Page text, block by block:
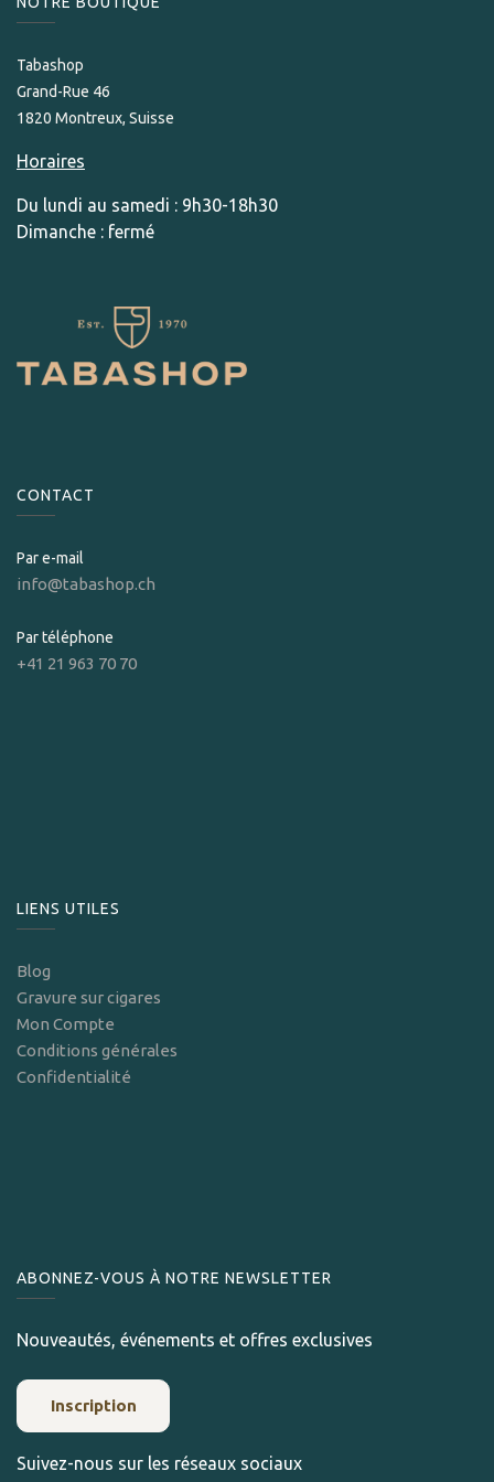
Tabashop
Grand-Rue 46
1820 Montreux, Suisse
Horaires
Du lundi au samedi : 9h30-18h30
Dimanche : fermé
CONTACT
Par e-mail
info@tabashop.ch
Par téléphone
+41 21 963 70 70
LIENS UTILES
Blog
Gravure sur cigares
Mon Compte
Conditions générales
Confidentialité
ABONNEZ-VOUS À NOTRE NEWSLETTER
Nouveautés, événements et offres exclusives
Inscription
Suivez-nous sur les réseaux sociaux